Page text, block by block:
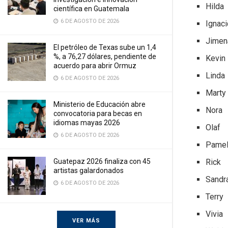
científica en Guatemala
6 DE AGOSTO DE 2026
El petróleo de Texas sube un 1,4
%, a 76,27 dólares, pendiente de
acuerdo para abrir Ormuz
6 DE AGOSTO DE 2026
Ministerio de Educación abre
convocatoria para becas en
idiomas mayas 2026
6 DE AGOSTO DE 2026
Guatepaz 2026 finaliza con 45
artistas galardonados
6 DE AGOSTO DE 2026
VER MÁS
Hilda
Kevin
Linda
Marty
Nora
Olaf
Rick
Terry
Vivia